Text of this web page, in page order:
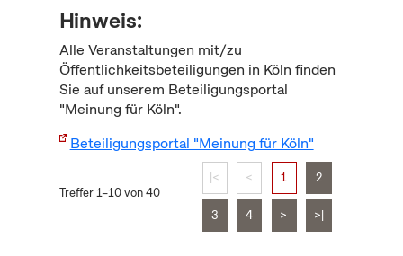
Hinweis:
Alle Veranstaltungen mit/zu
Öffentlichkeitsbeteiligungen in Köln finden
Sie auf unserem Beteiligungsportal
"Meinung für Köln".
Beteiligungsportal "Meinung für Köln"
Treffer 1–10 von 40
|< < 1 2
3 4 > >|